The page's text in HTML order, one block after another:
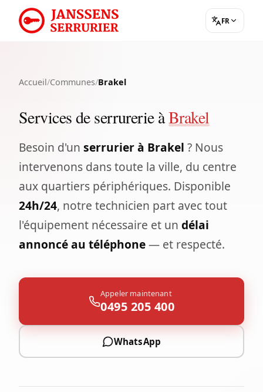
FR
Accueil/Communes/Brakel
Services de serrurerie àBrakel
Besoin d'un serrurier à Brakel ? Nous
intervenons dans toute la ville, du centre
aux quartiers périphériques. Disponible
24h/24, notre technicien part avec tout
l'équipement nécessaire et un délai
annoncé au téléphone— et respecté.
Appeler maintenant
0495 205 400
WhatsApp